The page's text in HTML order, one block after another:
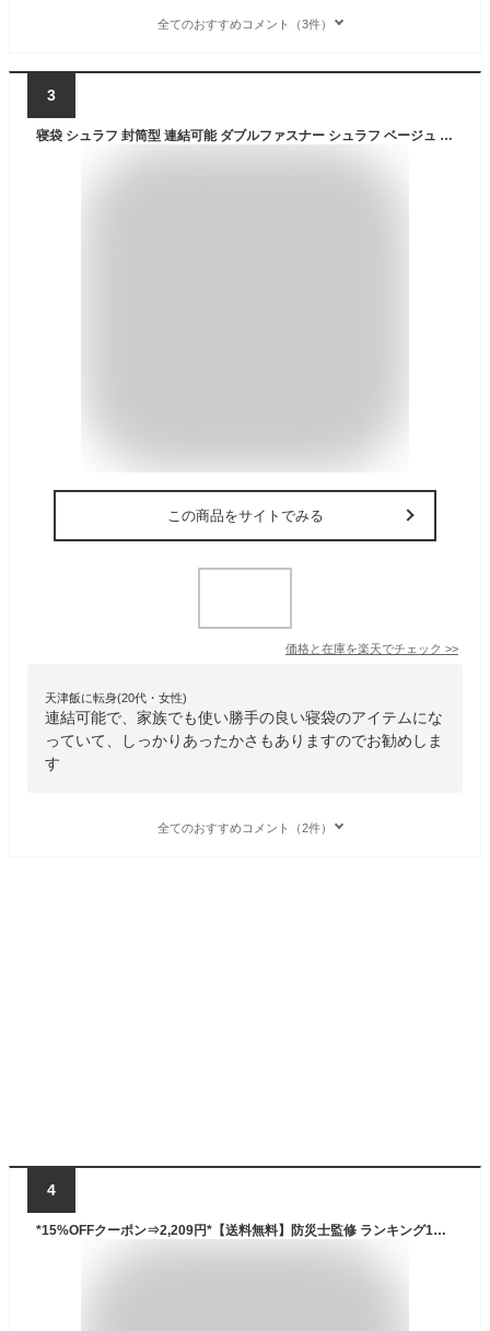
全てのおすすめコメント（3件）
3
寝袋 シュラフ 封筒型 連結可能 ダブルファスナー シュラフ ベージュ 2個セット AWD-SB18H | -10度まで対応 オールシーズン T210ポリエステル アウトドア 洗える 洗濯 シェラフ 大判 マット レジャー 春 夏 秋 冬 防災 防寒 手と足を出せる 自在変形
この商品をサイトでみる
価格と在庫を楽天でチェック >>
天津飯に転身(20代・女性)
連結可能で、家族でも使い勝手の良い寝袋のアイテムにな
っていて、しっかりあったかさもありますのでお勧めしま
す
全てのおすすめコメント（2件）
4
*15%OFFクーポン⇒2,209円*【送料無料】防災士監修 ランキング1位 封筒型 寝袋 アウトドア 寝具 シュラフ 洗える コンパクト 冬用 夏用 スリーピングバッグ シュラフザック 1.45kg 連結可能 封筒型 かわいい 耐寒-5℃ 車中泊 ad009 防災 避難用 ベランピング おうちキャンプ